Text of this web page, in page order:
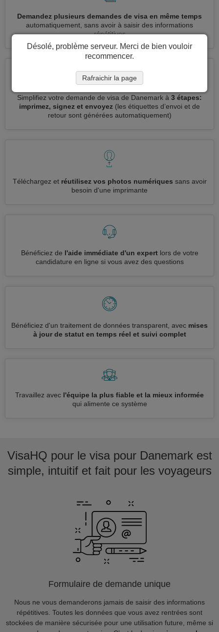
Demandez plusieurs demandes de visa en même temps
automatiquement, sans avoir à saisir des informations
répétitives
Simplifiez votre demande de visa de Danemark à 3 étapes:
imprimez, signez et envoyez (les étiquettes d’envoi et de
retour sont générées automatiquement)
Téléchargez et réutilisez vos photos numériques sans avoir
besoin d'une imprimante
Bénéficiez de l'aide immédiate d'un expertlors de votre
candidature en ligne si vous avez des questions
Bénéficiez d'un traitement de données transparent, avec mises
à jour de statut en temps réel et suivi complet
Travaillez avec l'équipe la plus fiable et la mieux informée
qui alimente ce système
VisaHQ pour le visa pour Danemark est
simple, intuitif et fait pour les voyageurs
Formulaire de demande unique
Nous ne vous demanderons jamais de saisir des informations
répétitives. Toutes les données que vous avez rentrées sont
stockées de manière sécurisée pour une utilisation future, même si
Désolé, problème serveur. Merci de bien vouloir
recommencer.
Rafraichir la page